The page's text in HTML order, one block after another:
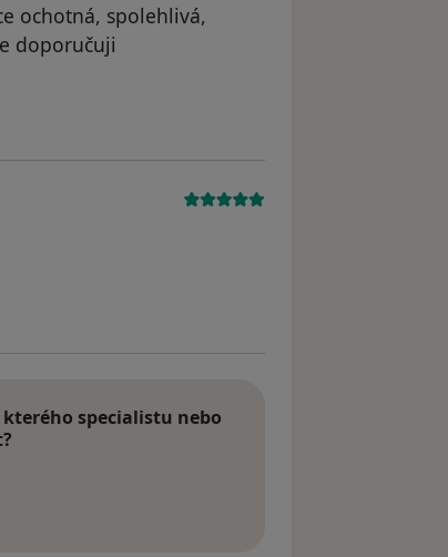
ochotná, spolehlivá,
doporučuji
specialistu nebo